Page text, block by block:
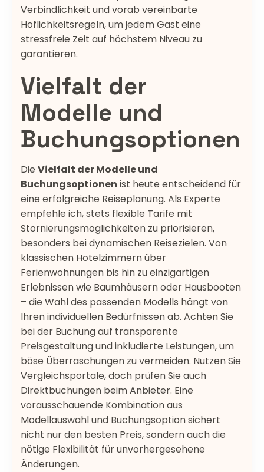
Verbindlichkeit und vorab vereinbarte
Höflichkeitsregeln, um jedem Gast eine
stressfreie Zeit auf höchstem Niveau zu
garantieren.
Vielfalt der
Modelle und
Buchungsoptionen
Die Vielfalt der Modelle und
Buchungsoptionen ist heute entscheidend für
eine erfolgreiche Reiseplanung. Als Experte
empfehle ich, stets flexible Tarife mit
Stornierungsmöglichkeiten zu priorisieren,
besonders bei dynamischen Reisezielen. Von
klassischen Hotelzimmern über
Ferienwohnungen bis hin zu einzigartigen
Erlebnissen wie Baumhäusern oder Hausbooten
– die Wahl des passenden Modells hängt von
Ihren individuellen Bedürfnissen ab. Achten Sie
bei der Buchung auf transparente
Preisgestaltung und inkludierte Leistungen, um
böse Überraschungen zu vermeiden. Nutzen Sie
Vergleichsportale, doch prüfen Sie auch
Direktbuchungen beim Anbieter. Eine
vorausschauende Kombination aus
Modellauswahl und Buchungsoption sichert
nicht nur den besten Preis, sondern auch die
nötige Flexibilität für unvorhergesehene
Änderungen.